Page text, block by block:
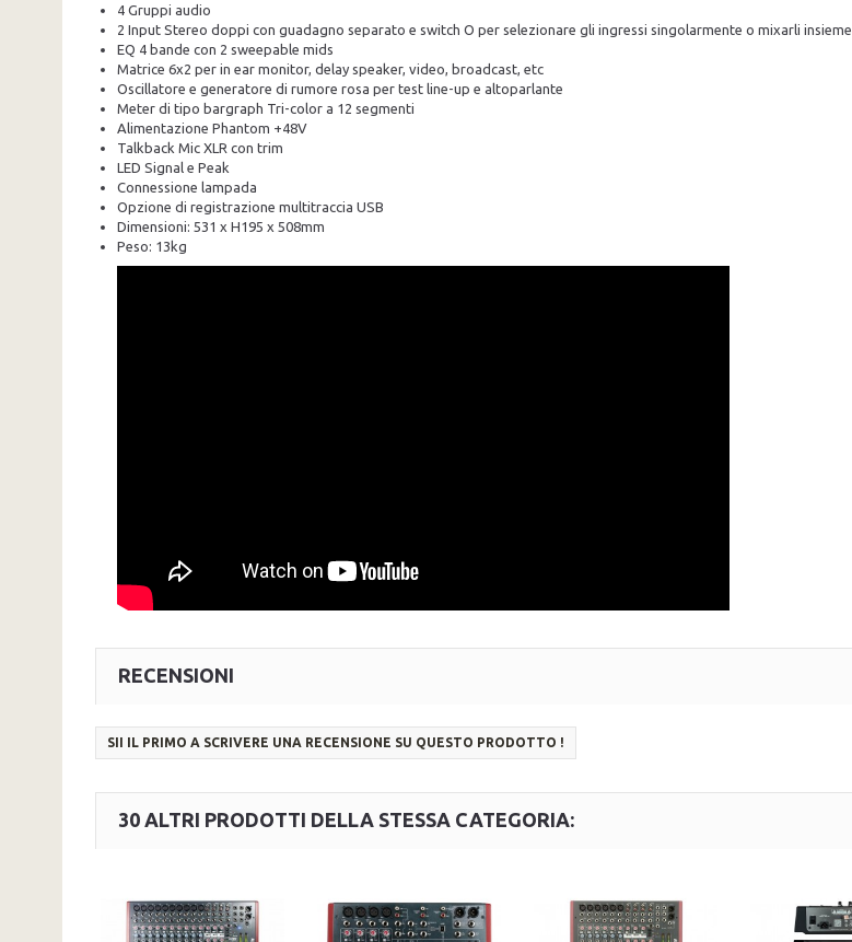
4 Gruppi audio
2 Input Stereo doppi con guadagno separato e switch O per selezionare gli ingressi singolarmente o mixarli insieme
EQ 4 bande con 2 sweepable mids
Matrice 6x2 per in ear monitor, delay speaker, video, broadcast, etc
Oscillatore e generatore di rumore rosa per test line-up e altoparlante
Meter di tipo bargraph Tri-color a 12 segmenti
Alimentazione Phantom +48V
Talkback Mic XLR con trim
LED Signal e Peak
Connessione lampada
Opzione di registrazione multitraccia USB
Dimensioni: 531 x H195 x 508mm
Peso: 13kg
RECENSIONI
SII IL PRIMO A SCRIVERE UNA RECENSIONE SU QUESTO PRODOTTO !
30 ALTRI PRODOTTI DELLA STESSA CATEGORIA: